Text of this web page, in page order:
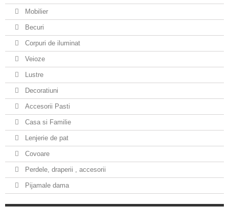
Mobilier
Becuri
Corpuri de iluminat
Veioze
Lustre
Decoratiuni
Accesorii Pasti
Casa si Familie
Lenjerie de pat
Covoare
Perdele, draperii , accesorii
Pijamale dama